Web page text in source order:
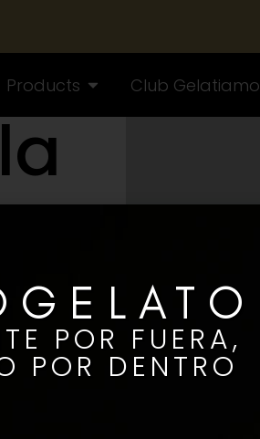
Products Club Gelatiamo
POR FUERA,
POR DENTRO